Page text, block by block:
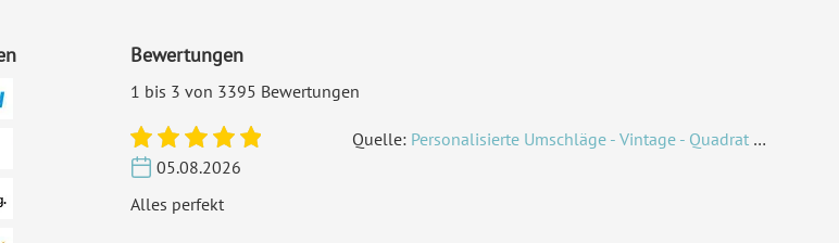
Bewertungen
1 bis 3 von 3395 Bewertungen
Quelle: Personalisierte Umschläge - Vintage - Quadrat 155 x 155 mm
05.08.2026
Alles perfekt